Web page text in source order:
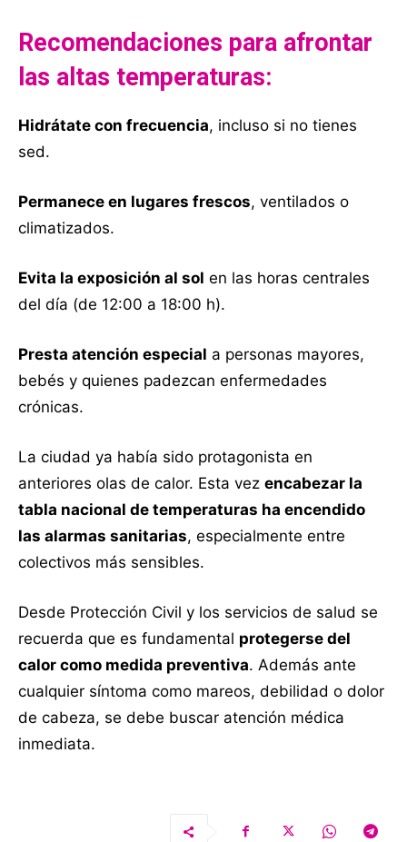
Recomendaciones para afrontar
las altas temperaturas:
Hidrátate con frecuencia, incluso si no tienes
sed.
Permanece en lugares frescos, ventilados o
climatizados.
Evita la exposición al sol en las horas centrales
del día (de 12:00 a 18:00 h).
Presta atención especial a personas mayores,
bebés y quienes padezcan enfermedades
crónicas.
La ciudad ya había sido protagonista en
anteriores olas de calor. Esta vez encabezar la
tabla nacional de temperaturas ha encendido
las alarmas sanitarias, especialmente entre
colectivos más sensibles.
Desde Protección Civil y los servicios de salud se
recuerda que es fundamental protegerse del
calor como medida preventiva. Además ante
cualquier síntoma como mareos, debilidad o dolor
de cabeza, se debe buscar atención médica
inmediata.